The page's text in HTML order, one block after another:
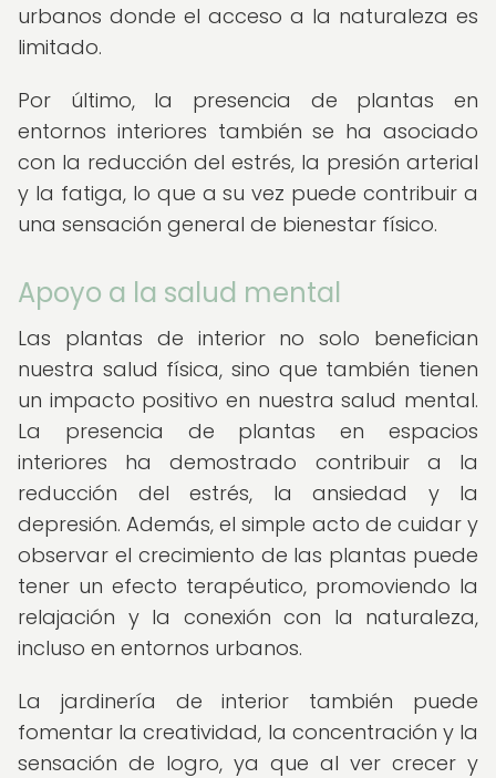
urbanos donde el acceso a la naturaleza es
limitado.
Por último, la presencia de plantas en
entornos interiores también se ha asociado
con la reducción del estrés, la presión arterial
y la fatiga, lo que a su vez puede contribuir a
una sensación general de bienestar físico.
Apoyo a la salud mental
Las plantas de interior no solo benefician
nuestra salud física, sino que también tienen
un impacto positivo en nuestra salud mental.
La presencia de plantas en espacios
interiores ha demostrado contribuir a la
reducción del estrés, la ansiedad y la
depresión. Además, el simple acto de cuidar y
observar el crecimiento de las plantas puede
tener un efecto terapéutico, promoviendo la
relajación y la conexión con la naturaleza,
incluso en entornos urbanos.
La jardinería de interior también puede
fomentar la creatividad, la concentración y la
sensación de logro, ya que al ver crecer y